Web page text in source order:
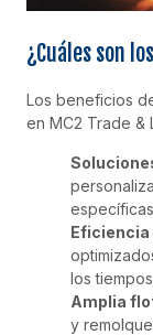
¿Cuáles son
Los beneficios
en MC2 Trade &
Eficiencia
los
Amplia
y